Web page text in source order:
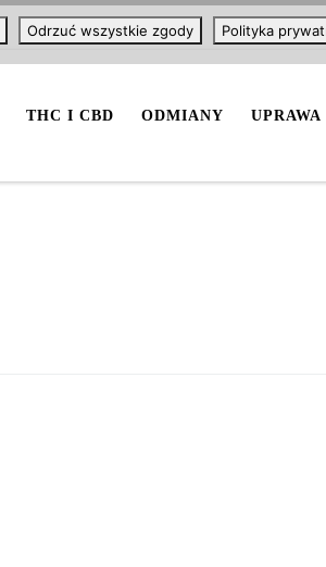
THC I CBD ODMIANY UPRAWA
Odrzuć wszystkie zgody Polityka